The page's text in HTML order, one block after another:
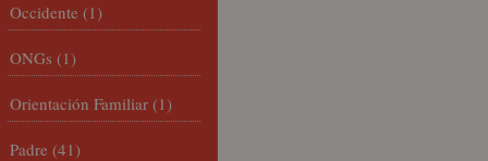
Occidente (1)
ONGs (1)
Orientación Familiar (1)
Padre (41)